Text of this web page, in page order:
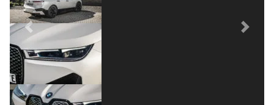
Previous Next